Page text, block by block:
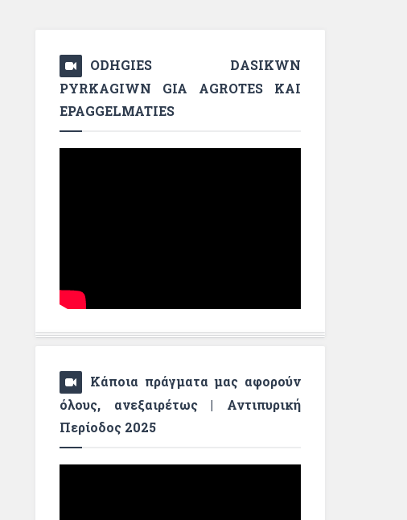
ODHGIES DASIKWN
PYRKAGIWN GIA AGROTES KAI
EPAGGELMATIES
Κάποια πράγματα μας αφορούν
όλους, ανεξαιρέτως | Αντιπυρική
Περίοδος 2025